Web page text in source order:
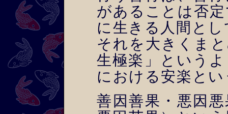
があることは否
に生きる人間と
それを大きくま
生極楽」という
における安楽と
善因善果・悪因